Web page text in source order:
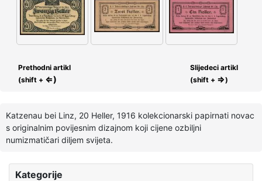
Kategorije
Prethodni artikl
(shift + ⇐)
Slijedeci artikl
(shift + ⇒)
Katzenau bei Linz, 20 Heller, 1916 kolekcionarski papirnati novac
s originalnim povijesnim dizajnom koji cijene ozbiljni
numizmatičari diljem svijeta.